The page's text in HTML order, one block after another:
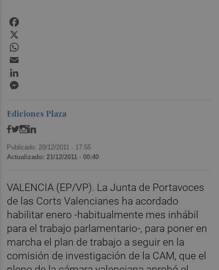
Ediciones Plaza
Publicado: 20/12/2011 · 17:55
Actualizado: 21/12/2011 · 00:40
VALENCIA (EP/VP). La Junta de Portavoces
de las Corts Valencianes ha acordado
habilitar enero -habitualmente mes inhábil
para el trabajo parlamentario-, para poner en
marcha el plan de trabajo a seguir en la
comisión de investigación de la CAM, que el